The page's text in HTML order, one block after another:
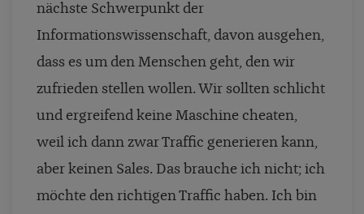
nächste Schwerpunkt der
Informationswissenschaft, davon ausgehen,
dass es um den Menschen geht, den wir
zufrieden stellen wollen. Wir sollten schlicht
und ergreifend keine Maschine cheaten,
weil ich dann zwar Traffic generieren kann,
aber keinen Sales. Das brauche ich nicht; ich
möchte den richtigen Traffic haben. Ich bin